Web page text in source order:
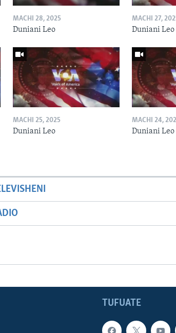
MACHI 28, 2025
Duniani Leo
MACHI 27,
Duniani Leo
MACHI 25, 2025
Duniani Leo
MACHI 24,
Duniani Leo
TUFUATE